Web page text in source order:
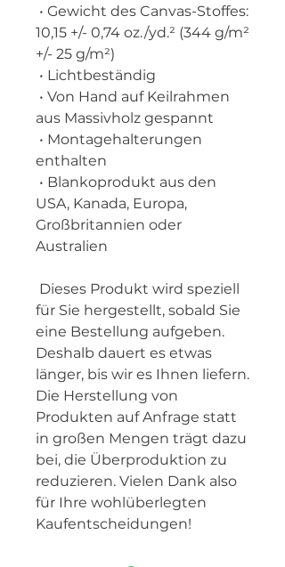
10,15 +/- 0,74 oz./yd.² (344 g/m²
+/- 25 g/m²)
• Lichtbeständig
aus Massivholz gespannt
enthalten
USA, Kanada, Europa,
Großbritannien oder
Australien
für Sie hergestellt, sobald Sie
eine Bestellung aufgeben.
Deshalb dauert es etwas
länger, bis wir es Ihnen liefern.
Die Herstellung von
Produkten auf Anfrage statt
in großen Mengen trägt dazu
bei, die Überproduktion zu
reduzieren. Vielen Dank also
für Ihre wohlüberlegten
Kaufentscheidungen!